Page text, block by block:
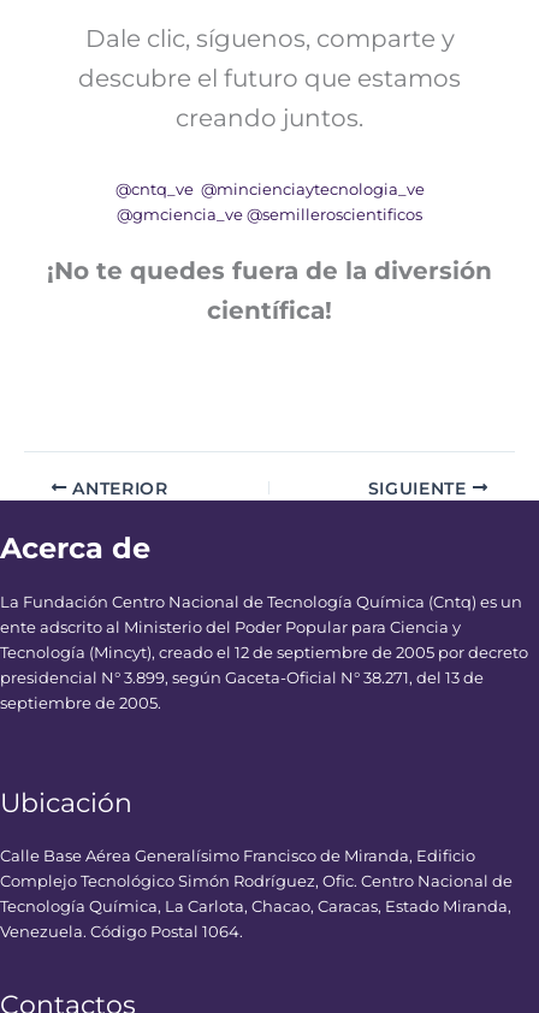
Dale clic, síguenos, comparte y
descubre el futuro que estamos
creando juntos.
@cntq_ve @mincienciaytecnologia_ve
@gmciencia_ve @semilleroscientificos
¡No te quedes fuera de la diversión
científica!
ANTERIOR SIGUIENTE
Acerca de
La Fundación Centro Nacional de Tecnología Química (Cntq) es un
ente adscrito al Ministerio del Poder Popular para Ciencia y
Tecnología (Mincyt), creado el 12 de septiembre de 2005 por decreto
presidencial N° 3.899, según Gaceta-Oficial N° 38.271, del 13 de
septiembre de 2005.
Ubicación
Calle Base Aérea Generalísimo Francisco de Miranda, Edificio
Complejo Tecnológico Simón Rodríguez, Ofic. Centro Nacional de
Tecnología Química, La Carlota, Chacao, Caracas, Estado Miranda,
Venezuela. Código Postal 1064.
Contactos